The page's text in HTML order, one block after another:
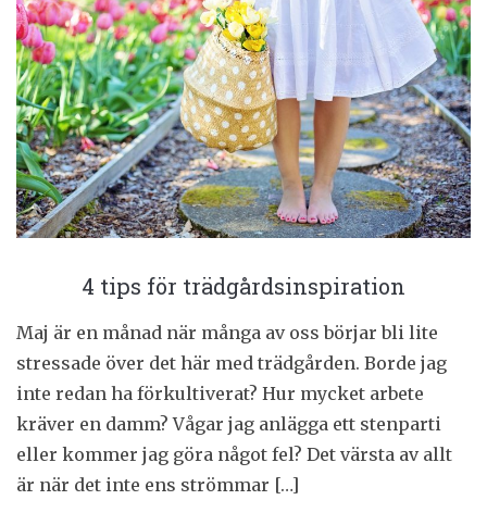
4 tips för trädgårdsinspiration
Maj är en månad när många av oss börjar bli lite
stressade över det här med trädgården. Borde jag
inte redan ha förkultiverat? Hur mycket arbete
kräver en damm? Vågar jag anlägga ett stenparti
eller kommer jag göra något fel? Det värsta av allt
är när det inte ens strömmar […]